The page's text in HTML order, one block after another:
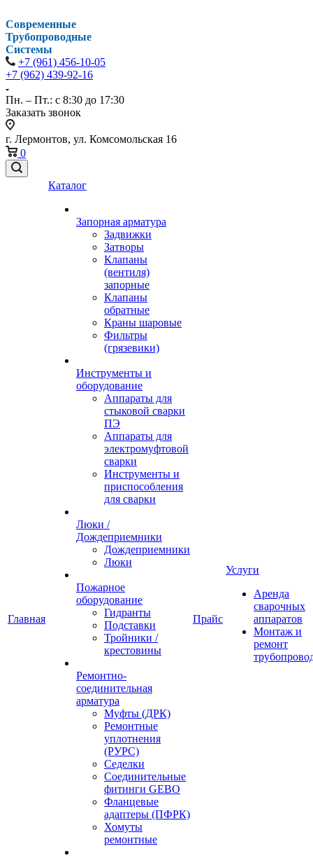
Современные
Трубопроводные
Системы
+7 (961) 456-10-05
+7 (962) 439-92-16
Пн. – Пт.: с 8:30 до 17:30
Заказать звонок
г. Лермонтов, ул. Комсомольская 16
0
Главная
Каталог
Запорная арматура
Задвижки
Затворы
Клапаны
(вентиля)
запорные
Клапаны
обратные
Краны шаровые
Фильтры
(грязевики)
Инструменты и
оборудование
Аппараты для
стыковой сварки
ПЭ
Аппараты для
электромуфтовой
сварки
Инструменты и
приспособления
для сварки
Люки /
Дождеприемники
Дождеприемники
Люки
Пожарное
оборудование
Гидранты
Подставки
Тройники /
крестовины
Ремонтно-
соединительная
арматура
Муфты (ДРК)
Ремонтные
уплотнения
(РУРС)
Седелки
Соединительные
фитинги GEBO
Фланцевые
адаптеры (ПФРК)
Хомуты
ремонтные
Прайс
Услуги
Аренда
сварочных
аппаратов
Монтаж и
ремонт